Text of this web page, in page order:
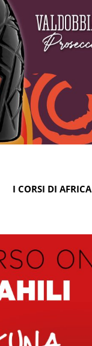
I CORSI DI AFRICA